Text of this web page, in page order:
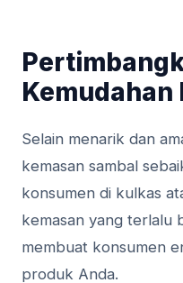
Kemudahan
Selain menarik dan
kemasan sambal
konsumen di kulkas
kemasan yang terlalu
membuat konsumen
produk Anda.